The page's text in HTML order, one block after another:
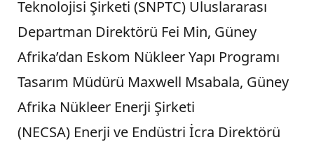
Teknolojisi Şirketi (SNPTC) Uluslararası
Departman Direktörü Fei Min, Güney
Afrika’dan Eskom Nükleer Yapı Programı
Tasarım Müdürü Maxwell Msabala, Güney
Afrika Nükleer Enerji Şirketi
(NECSA) Enerji ve Endüstri İcra Direktörü